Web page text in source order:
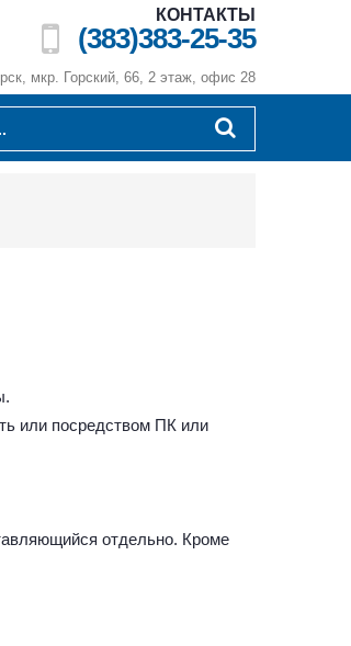
КОНТАКТЫ
(383)383-25-35
мкр. Горский, 66, 2 этаж, офис 28
или посредством ПК или
отдельно. Кроме